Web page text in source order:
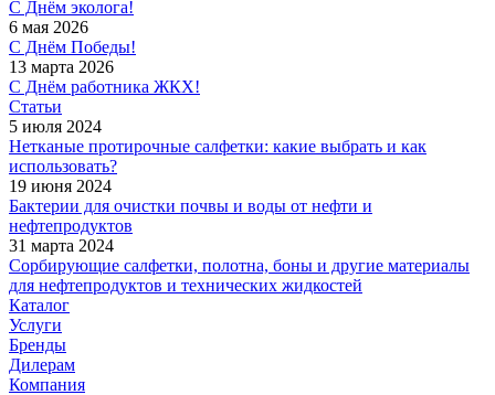
С Днём эколога!
6 мая 2026
С Днём Победы!
13 марта 2026
С Днём работника ЖКХ!
Статьи
5 июля 2024
Нетканые протирочные салфетки: какие выбрать и как
использовать?
19 июня 2024
Бактерии для очистки почвы и воды от нефти и
нефтепродуктов
31 марта 2024
Сорбирующие салфетки, полотна, боны и другие материалы
для нефтепродуктов и технических жидкостей
Каталог
Услуги
Бренды
Дилерам
Компания